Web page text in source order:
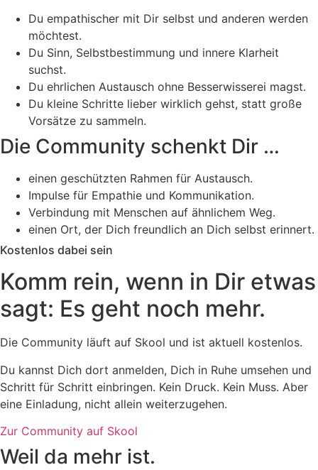
Du empathischer mit Dir selbst und anderen werden
möchtest.
Du Sinn, Selbstbestimmung und innere Klarheit
suchst.
Du ehrlichen Austausch ohne Besserwisserei magst.
Du kleine Schritte lieber wirklich gehst, statt große
Vorsätze zu sammeln.
Die Community schenkt Dir …
einen geschützten Rahmen für Austausch.
Impulse für Empathie und Kommunikation.
Verbindung mit Menschen auf ähnlichem Weg.
einen Ort, der Dich freundlich an Dich selbst erinnert.
Kostenlos dabei sein
Komm rein, wenn in Dir etwas
sagt: Es geht noch mehr.
Die Community läuft auf Skool und ist aktuell kostenlos.
Du kannst Dich dort anmelden, Dich in Ruhe umsehen und
Schritt für Schritt einbringen. Kein Druck. Kein Muss. Aber
eine Einladung, nicht allein weiterzugehen.
Zur Community auf Skool
Weil da mehr ist.